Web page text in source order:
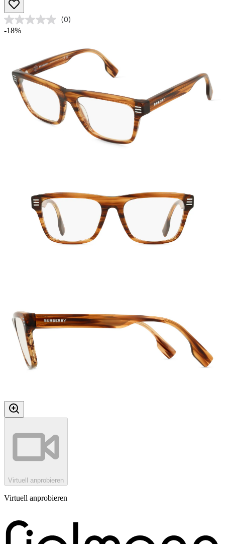
(0)
-18%
Virtuell anprobieren
Virtuell anprobieren